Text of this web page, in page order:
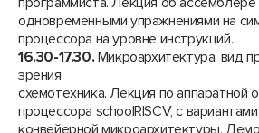
одновременными упражнениями на
процессора на уровне инструкций.
16.30-17.30. Микроархитектура: вид
зрения
схемотехника. Лекция по аппаратной
процессора schoolRISCV, с
конвейерной микроархитектуры.